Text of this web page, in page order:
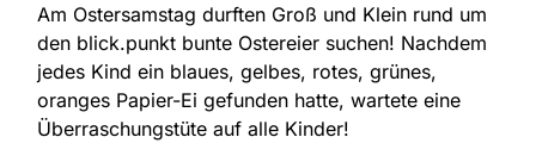
Am Ostersamstag durften Groß und Klein rund um
den blick.punkt bunte Ostereier suchen! Nachdem
jedes Kind ein blaues, gelbes, rotes, grünes,
oranges Papier-Ei gefunden hatte, wartete eine
Überraschungstüte auf alle Kinder!